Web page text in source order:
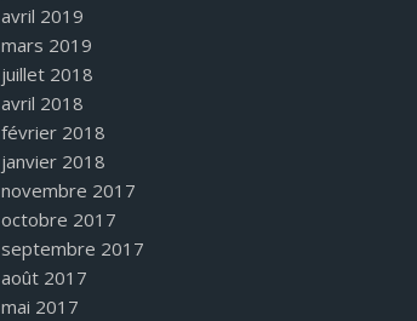
avril 2019
mars 2019
juillet 2018
avril 2018
février 2018
janvier 2018
novembre 2017
octobre 2017
septembre 2017
août 2017
mai 2017